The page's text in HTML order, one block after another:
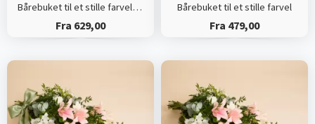
Bårebuket til et stille farvel med bånd
Fra 629,00
Bårebuket til et stille farvel
Fra 479,00